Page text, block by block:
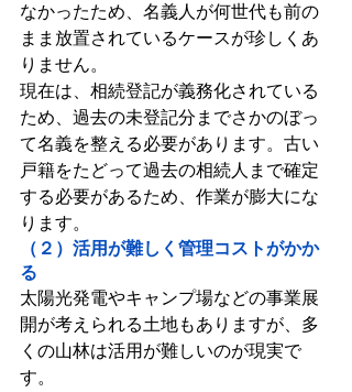
なかったため、名義人が何世代も前の
まま放置されているケースが珍しくあ
りません。
現在は、相続登記が義務化されている
ため、過去の未登記分までさかのぼっ
て名義を整える必要があります。古い
戸籍をたどって過去の相続人まで確定
する必要があるため、作業が膨大にな
ります。
（２）活用が難しく管理コストがかか
る
太陽光発電やキャンプ場などの事業展
開が考えられる土地もありますが、多
くの山林は活用が難しいのが現実で
す。